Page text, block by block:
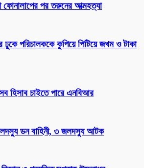
ফোনালাপের পর তরুনের আত্মহত্যা
ঢুকে পরিচালককে কুপিয়ে পিটিয়ে জখম ও টাকা
হিসাব চাইতে পারে এনবিআর
ডন বাহিনী, ৩ জলদস্যু আটক